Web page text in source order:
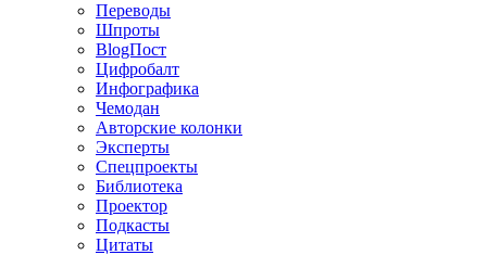
Переводы
Шпроты
BlogПост
Цифробалт
Инфографика
Чемодан
Авторские колонки
Эксперты
Спецпроекты
Библиотека
Проектор
Подкасты
Цитаты